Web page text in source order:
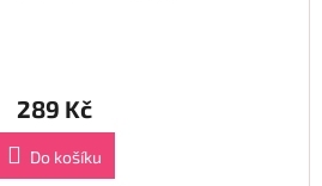
289 Kč
Do košíku